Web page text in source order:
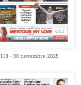
- 30 novembre 2025